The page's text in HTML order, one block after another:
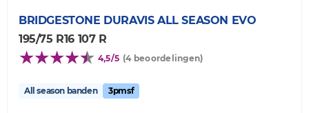
BRIDGESTONE DURAVIS ALL SEASON EVO
195/75 R16 107 R
4,5/5 (4 beoordelingen)
All season banden 3pmsf